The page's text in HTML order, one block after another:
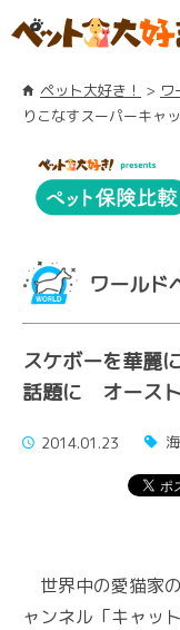
ペット大好き！ ワ
りこなすスーパーキャ
ワールド
スケボーを華麗
話題に オース
2014.01.23
世界中の愛猫家
ャンネル「キャッ